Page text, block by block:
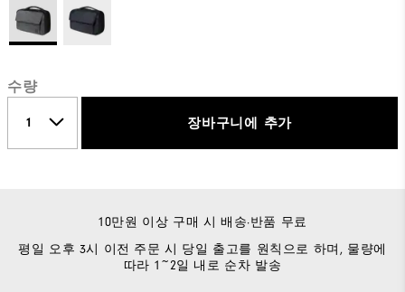
수량
장바구니에 추가
10만원 이상 구매 시 배송·반품 무료
평일 오후 3시 이전 주문 시 당일 출고를 원칙으로 하며, 물량에
따라 1~2일 내로 순차 발송